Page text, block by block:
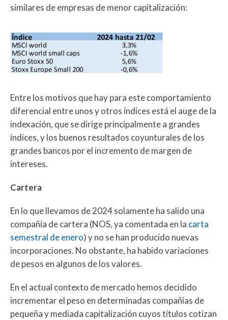
similares de empresas de menor capitalización:
Entre los motivos que hay para este comportamiento
diferencial entre unos y otros índices está el auge de la
indexación, que se dirige principalmente a grandes
índices, y los buenos resultados coyunturales de los
grandes bancos por el incremento de margen de
intereses.
Cartera
En lo que llevamos de 2024 solamente ha salido una
compañía de cartera (NOS, ya comentada en la carta
semestral de enero) y no se han producido nuevas
incorporaciones. No obstante, ha habido variaciones
de pesos en algunos de los valores.
En el actual contexto de mercado hemos decidido
incrementar el peso en determinadas compañías de
pequeña y mediada capitalización cuyos títulos cotizan